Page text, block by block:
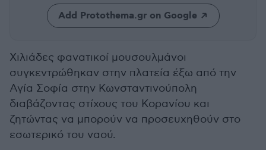
Add Protothema.gr on Google
Χιλιάδες φανατικοί μουσουλμάνοι
συγκεντρώθηκαν στην πλατεία έξω από την
Αγία Σοφία στην Κωνσταντινούπολη
διαβάζοντας στίχους του Κορανίου και
ζητώντας να μπορούν να προσευχηθούν στο
εσωτερικό του ναού.